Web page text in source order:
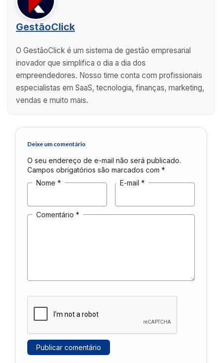
GestãoClick
O GestãoClick é um sistema de gestão empresarial
inovador que simplifica o dia a dia dos
empreendedores. Nosso time conta com profissionais
especialistas em SaaS, tecnologia, finanças, marketing,
vendas e muito mais.
Deixe um comentário
O seu endereço de e-mail não será publicado.
Campos obrigatórios são marcados com *
Nome * E-mail *
Comentário *